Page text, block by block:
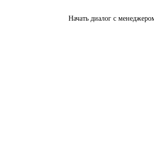
Начать диалог с